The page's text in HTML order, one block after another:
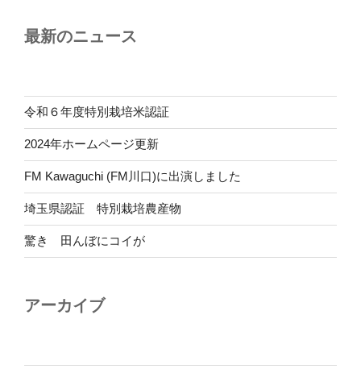
最新のニュース
令和６年度特別栽培米認証
2024年ホームページ更新
FM Kawaguchi (FM川口)に出演しました
埼玉県認証 特別栽培農産物
驚き 田んぼにコイが
アーカイブ